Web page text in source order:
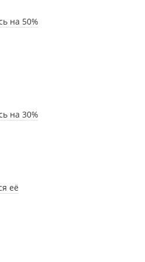
на 50%
на 30%
её